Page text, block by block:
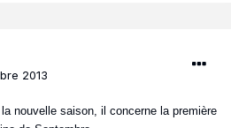
2013
nouvelle saison, il concerne la première